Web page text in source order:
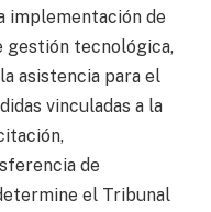
implementación de
gestión tecnológica,
asistencia para el
vinculadas a la
de
el Tribunal